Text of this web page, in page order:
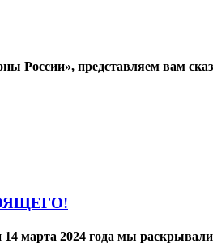
России», представляем вам
марта 2024 года мы